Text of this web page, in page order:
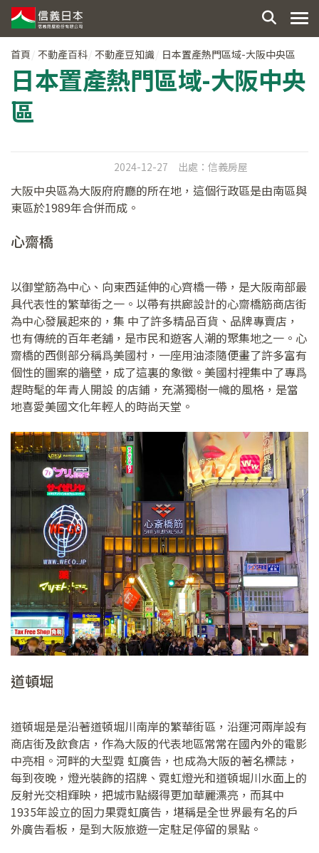
首頁 不動產百科 不動產豆知識 日本置產熱門區域-大阪中央區
日本置產熱門區域-大阪中央
區
2024-12-27 出處： 信義房屋
大阪中央區為大阪府府廳的所在地，這個行政區是由南區與
東區於1989年合併而成。
心齋橋
以御堂筋為中心、向東西延伸的心齊橋一帶，是大阪南部最
具代表性的繁華街之一。以帶有拱廊設計的心齋橋筋商店街
為中心發展起來的，集 中了許多精品百貨、品牌專賣店，
也有傳統的百年老舖，是市民和遊客人潮的聚集地之一。心
齋橋的西側部分稱爲美國村，一座用油漆隨便畫了許多富有
個性的圖案的牆壁，成了這裏的象徵。美國村裡集中了專爲
趕時髦的年青人開設 的店鋪，充滿獨樹一幟的風格，是當
地喜愛美國文化年輕人的時尚天堂。
道頓堀
道頓堀是是沿著道頓堀川南岸的繁華街區，沿運河兩岸設有
商店街及飲食店，作為大阪的代表地區常常在國內外的電影
中亮相。河畔的大型霓 虹廣告，也成為大阪的著名標誌，
每到夜晚，燈光裝飾的招牌、霓虹燈光和道頓堀川水面上的
反射光交相輝映，把城市點綴得更加華麗漂亮，而其中
1935年設立的固力果霓虹廣告，堪稱是全世界最有名的戶
外廣告看板，是到大阪旅遊一定駐足停留的景點。